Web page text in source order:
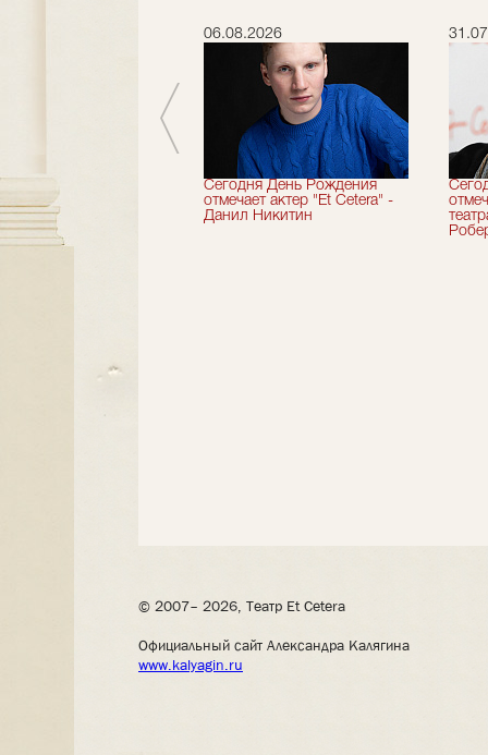
сезон!
06.08.2026
Сегодня День Рождения
отмечает актер "Et Cetera" -
Данил Никитин
© 2007– 2026, Театр Et Cetera
Официальный сайт Александра Калягина
www.kalyagin.ru